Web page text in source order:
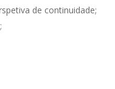
de continuidade;